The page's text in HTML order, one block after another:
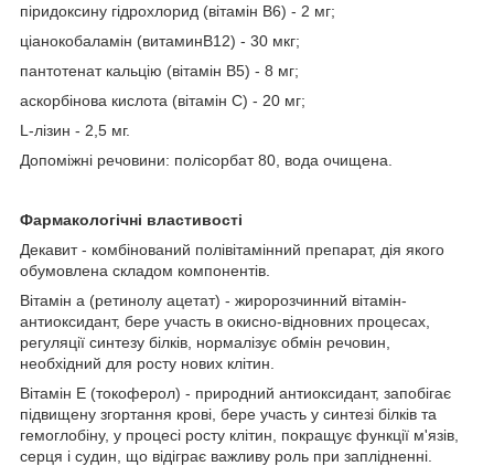
піридоксину гідрохлорид (вітамін В6) - 2 мг;
ціанокобаламін (витаминВ12) - 30 мкг;
пантотенат кальцію (вітамін В5) - 8 мг;
аскорбінова кислота (вітамін С) - 20 мг;
L-лізин - 2,5 мг.
Допоміжні речовини: полісорбат 80, вода очищена.
Фармакологічні властивості
Декавит - комбінований полівітамінний препарат, дія якого
обумовлена складом компонентів.
Вітамін а (ретинолу ацетат) - жиророзчинний вітамін-
антиоксидант, бере участь в окисно-відновних процесах,
регуляції синтезу білків, нормалізує обмін речовин,
необхідний для росту нових клітин.
Вітамін Е (токоферол) - природний антиоксидант, запобігає
підвищену згортання крові, бере участь у синтезі білків та
гемоглобіну, у процесі росту клітин, покращує функції м'язів,
серця і судин, що відіграє важливу роль при заплідненні.